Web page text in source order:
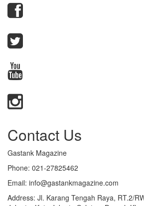
Contact Us
Gastank Magazine
Phone: 021-27825462
Email: info@gastankmagazine.com
Address: Jl. Karang Tengah Raya, RT.2/